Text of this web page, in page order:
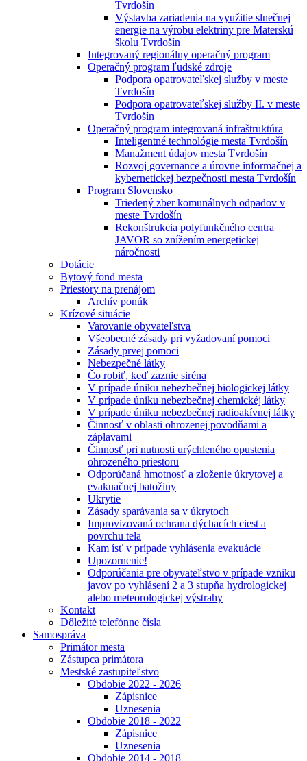
Tvrdošín
Výstavba zariadenia na využitie slnečnej
energie na výrobu elektriny pre Materskú
školu Tvrdošín
Integrovaný regionálny operačný program
Operačný program ľudské zdroje
Podpora opatrovateľskej služby v meste
Tvrdošín
Podpora opatrovateľskej služby II. v meste
Tvrdošín
Operačný program integrovaná infraštruktúra
Inteligentné technológie mesta Tvrdošín
Manažment údajov mesta Tvrdošín
Rozvoj governance a úrovne informačnej a
kybernetickej bezpečnosti mesta Tvrdošín
Program Slovensko
Triedený zber komunálnych odpadov v
meste Tvrdošín
Rekonštrukcia polyfunkčného centra
JAVOR so znížením energetickej
náročnosti
Dotácie
Bytový fond mesta
Priestory na prenájom
Archív ponúk
Krízové situácie
Varovanie obyvateľstva
Všeobecné zásady pri vyžadovaní pomoci
Zásady prvej pomoci
Nebezpečné látky
Čo robiť, keď zaznie siréna
V prípade úniku nebezbečnej biologickej látky
V prípade úniku nebezbečnej chemickéj látky
V prípade úniku nebezbečnej radioakívnej látky
Činnosť v oblasti ohrozenej povodňami a
záplavami
Činnosť pri nutnosti urýchleného opustenia
ohrozeného priestoru
Odporúčaná hmotnosť a zloženie úkrytovej a
evakuačnej batožiny
Ukrytie
Zásady sparávania sa v úkrytoch
Improvizovaná ochrana dýchacích ciest a
povrchu tela
Kam ísť v prípade vyhlásenia evakuácie
Upozornenie!
Odporúčania pre obyvateľstvo v prípade vzniku
javov po vyhlásení 2 a 3 stupňa hydrologickej
alebo meteorologickej výstrahy
Kontakt
Dôležité telefónne čísla
Samospráva
Primátor mesta
Zástupca primátora
Mestské zastupiteľstvo
Obdobie 2022 - 2026
Zápisnice
Uznesenia
Obdobie 2018 - 2022
Zápisnice
Uznesenia
Obdobie 2014 - 2018